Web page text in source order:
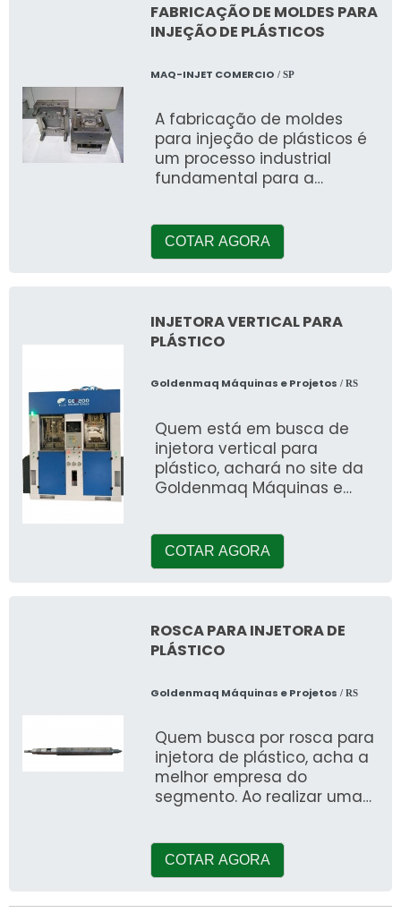
FABRICAÇÃO DE MOLDES PARA
INJEÇÃO DE PLÁSTICOS
MAQ-INJET COMERCIO / SP
A fabricação de moldes
para injeção de plásticos é
um processo industrial
fundamental para a
plásticos
COTAR AGORA
INJETORA VERTICAL PARA
PLÁSTICO
Goldenmaq Máquinas e Projetos / RS
Quem está em busca de
injetora vertical para
plástico, achará no site da
Goldenmaq Máquinas e
COTAR AGORA
ROSCA PARA INJETORA DE
PLÁSTICO
Goldenmaq Máquinas e Projetos / RS
Quem busca por rosca para
injetora de plástico, acha a
melhor empresa do
segmento. Ao realizar uma
mercado, o cliente
COTAR AGORA